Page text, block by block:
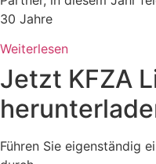
30 Jahre
Weiterlesen
Jetzt KFZA
Führen Sie eigenständig